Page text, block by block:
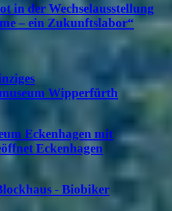
in der Wechselausstellung
– ein Zukunftslabor“
Wipperfürth
Eckenhagen mit
Eckenhagen
- Biobiker